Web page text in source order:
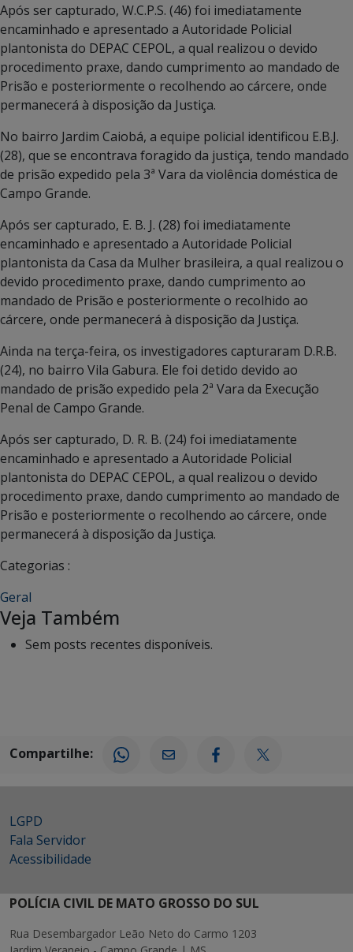
Após ser capturado, W.C.P.S. (46) foi imediatamente
encaminhado e apresentado a Autoridade Policial
plantonista do DEPAC CEPOL, a qual realizou o devido
procedimento praxe, dando cumprimento ao mandado de
Prisão e posteriormente o recolhendo ao cárcere, onde
permanecerá à disposição da Justiça.
No bairro Jardim Caiobá, a equipe policial identificou E.B.J.
(28), que se encontrava foragido da justiça, tendo mandado
de prisão expedido pela 3ª Vara da violência doméstica de
Campo Grande.
Após ser capturado, E. B. J. (28) foi imediatamente
encaminhado e apresentado a Autoridade Policial
plantonista da Casa da Mulher brasileira, a qual realizou o
devido procedimento praxe, dando cumprimento ao
mandado de Prisão e posteriormente o recolhido ao
cárcere, onde permanecerá à disposição da Justiça.
Ainda na terça-feira, os investigadores capturaram D.R.B.
(24), no bairro Vila Gabura. Ele foi detido devido ao
mandado de prisão expedido pela 2ª Vara da Execução
Penal de Campo Grande.
Após ser capturado, D. R. B. (24) foi imediatamente
encaminhado e apresentado a Autoridade Policial
plantonista do DEPAC CEPOL, a qual realizou o devido
procedimento praxe, dando cumprimento ao mandado de
Prisão e posteriormente o recolhendo ao cárcere, onde
permanecerá à disposição da Justiça.
Categorias :
Geral
Veja Também
Sem posts recentes disponíveis.
Compartilhe:
LGPD
Fala Servidor
Acessibilidade
POLÍCIA CIVIL DE MATO GROSSO DO SUL
Rua Desembargador Leão Neto do Carmo 1203